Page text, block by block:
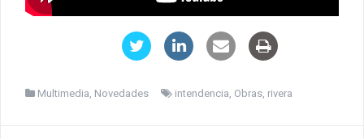
Multimedia Novedades intendencia Obras rivera